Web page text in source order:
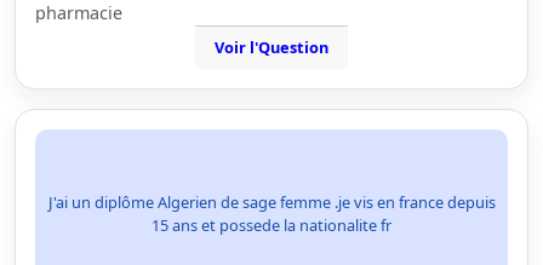
pharmacie
Voir l'Question
J'ai un diplôme Algerien de sage femme .je vis en france depuis
15 ans et possede la nationalite fr